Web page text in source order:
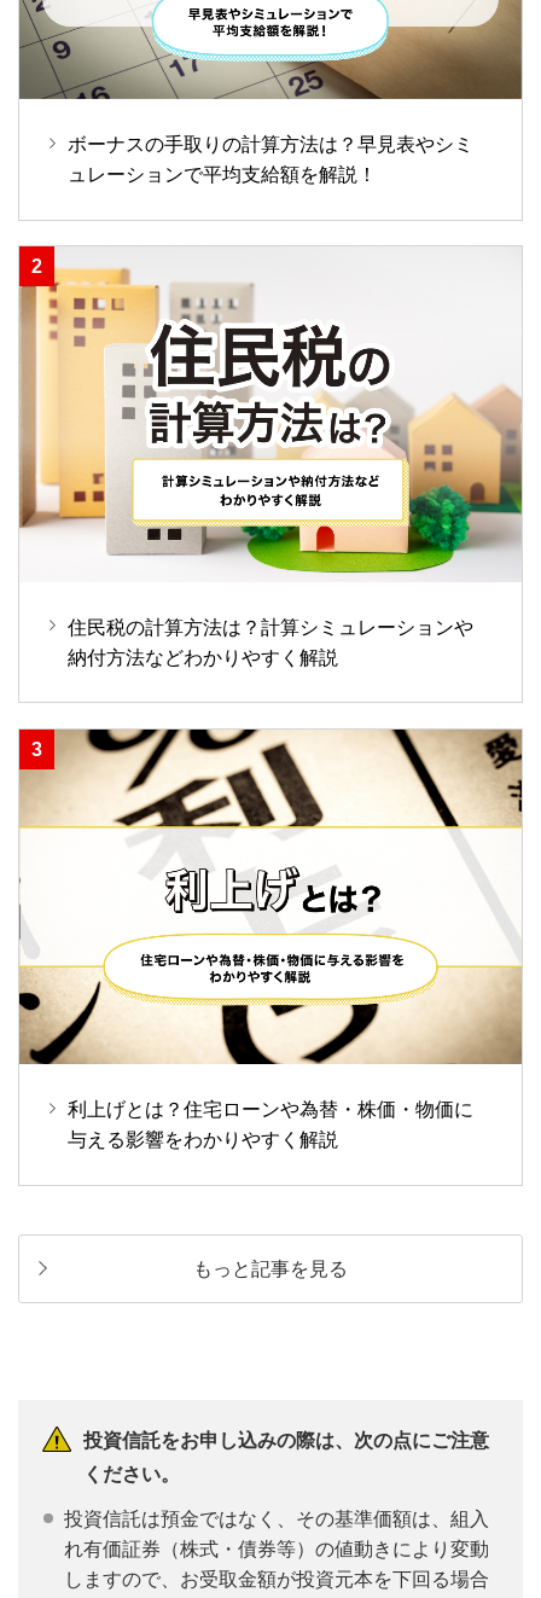
ボーナスの手取りの計算方法は？早見表やシミ
ュレーションで平均支給額を解説！
住民税の計算方法は？計算シミュレーションや
納付方法などわかりやすく解説
利上げとは？住宅ローンや為替・株価・物価に
与える影響をわかりやすく解説
もっと記事を見る
投資信託をお申し込みの際は、次の点にご注意
ください。
投資信託は預金ではなく、その基準価額は、組入
れ有価証券（株式・債券等）の値動きにより変動
しますので、お受取金額が投資元本を下回る場合